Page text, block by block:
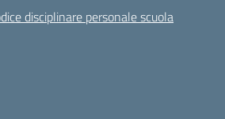
disciplinare personale scuola